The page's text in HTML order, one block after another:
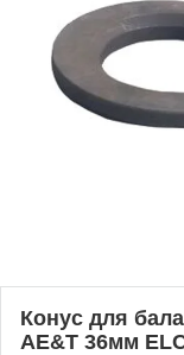
Конус для
AE&T 36мм